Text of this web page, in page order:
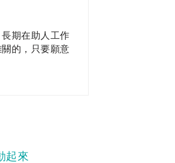
期在助人工作
的，只要願意
起來